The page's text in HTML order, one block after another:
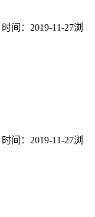
时间：2019-11-27浏
时间：2019-11-27浏